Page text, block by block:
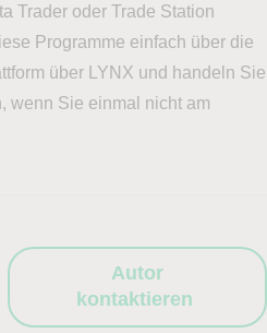
Trader oder Trade Station
Programme einfach über die
über LYNX und handeln Sie
wenn Sie einmal nicht am
Autor
kontaktieren